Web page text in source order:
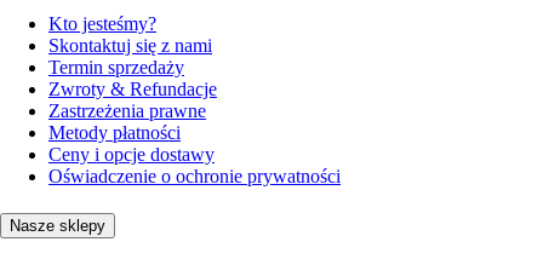
Kto jesteśmy?
Skontaktuj się z nami
Termin sprzedaży
Zwroty & Refundacje
Zastrzeżenia prawne
Metody płatności
Ceny i opcje dostawy
Oświadczenie o ochronie prywatności
Nasze sklepy